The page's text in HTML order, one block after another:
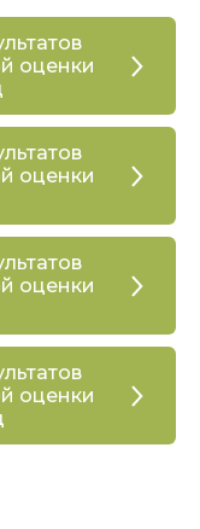
оценки
оценки
оценки
оценки
оценки